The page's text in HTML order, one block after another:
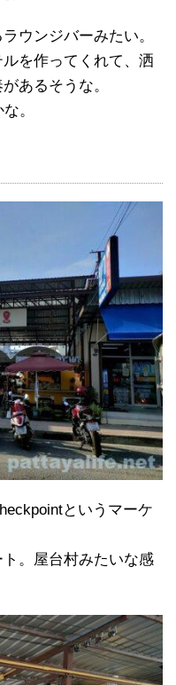
ウンジバーみたい。
を作ってくれて、洒
あるそうな。
。
というマーケ
。屋台村みたいな感